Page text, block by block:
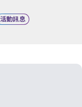
活動訊息